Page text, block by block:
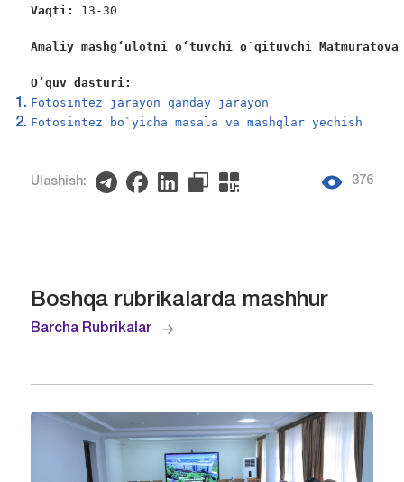
Vaqti: 13-30
Amaliy mashgʻulotni oʻtuvchi o`qituvchi Matmuratova
O‘quv dasturi:
Fotosintez jarayon qanday jarayon
Fotosintez bo`yicha masala va mashqlar yechish
Ulashish: 376
Boshqa rubrikalarda mashhur
Barcha Rubrikalar